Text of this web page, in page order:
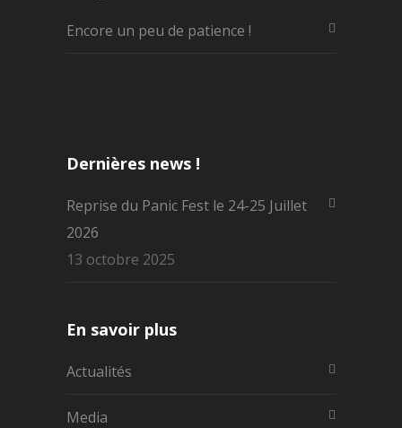
Encore un peu de patience !
Dernières news !
Reprise du Panic Fest le 24-25 Juillet
2026
13 octobre 2025
En savoir plus
Actualités
Media